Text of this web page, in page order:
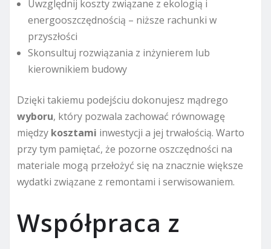
Uwzględnij koszty związane z ekologią i
energooszczędnością – niższe rachunki w
przyszłości
Skonsultuj rozwiązania z inżynierem lub
kierownikiem budowy
Dzięki takiemu podejściu dokonujesz mądrego
wyboru, który pozwala zachować równowagę
między kosztami inwestycji a jej trwałością. Warto
przy tym pamiętać, że pozorne oszczędności na
materiale mogą przełożyć się na znacznie większe
wydatki związane z remontami i serwisowaniem.
Współpraca z